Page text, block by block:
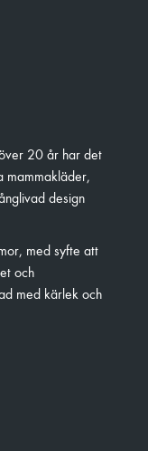
20 år har det
mammakläder,
design
med syfte att
och
med kärlek och